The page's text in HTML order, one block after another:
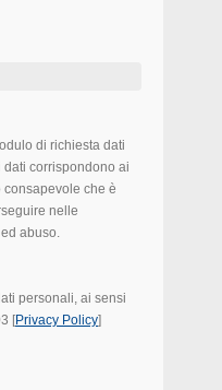
di richiesta dati
corrispondono ai
che è
nelle
abuso.
personali, ai sensi
[Privacy Policy]